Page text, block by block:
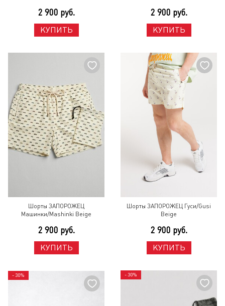
2 900 руб.
КУПИТЬ
2 900 руб.
КУПИТЬ
Шорты ЗАПОРОЖЕЦ
Машинки/Mashinki Beige
2 900 руб.
КУПИТЬ
Шорты ЗАПОРОЖЕЦ Гуси/Gusi
Beige
2 900 руб.
КУПИТЬ
- 30% - 30%